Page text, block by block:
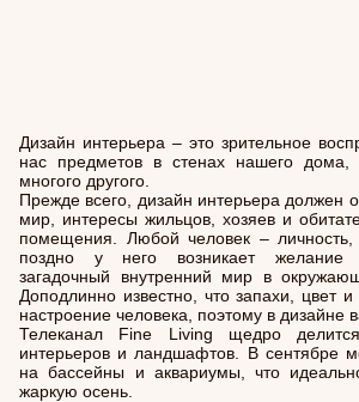
Дизайн интерьера – это зрительное
нас предметов в стенах нашего дома,
многого другого.
Прежде всего, дизайн интерьера должен
мир, интересы жильцов, хозяев и
помещения. Любой человек –
поздно у него возникает желание
загадочный внутренний мир в
Доподлинно известно, что запахи, цвет и
настроение человека, поэтому в дизайне
Телеканал Fine Living щедро
интерьеров и ландшафтов. В сентябре
на бассейны и аквариумы, что
жаркую осень.